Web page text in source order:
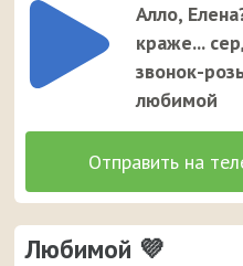
мгновений она придет на
Елене. Это единственный
неизвестного номера
девушки ;)
Алло,
краже...
звонок-
любимой
Любимой 💜